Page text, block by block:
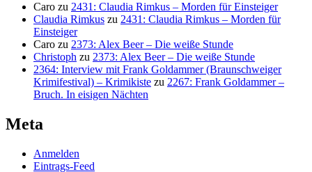
Caro zu 2431: Claudia Rimkus – Morden für Einsteiger
Claudia Rimkus zu 2431: Claudia Rimkus – Morden für
Einsteiger
Caro zu 2373: Alex Beer – Die weiße Stunde
Christoph zu 2373: Alex Beer – Die weiße Stunde
2364: Interview mit Frank Goldammer (Braunschweiger
Krimifestival) – Krimikiste zu 2267: Frank Goldammer –
Bruch. In eisigen Nächten
Meta
Anmelden
Eintrags-Feed